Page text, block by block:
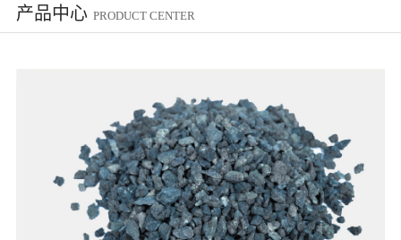
产品中心 PRODUCT CENTER